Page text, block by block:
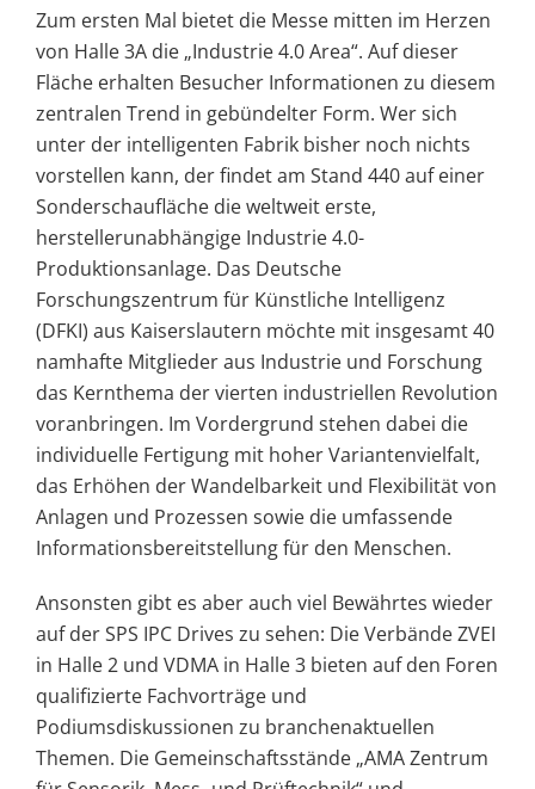
Zum ersten Mal bietet die Messe mitten im Herzen
von Halle 3A die „Industrie 4.0 Area“. Auf dieser
Fläche erhalten Besucher Informationen zu diesem
zentralen Trend in gebündelter Form. Wer sich
unter der intelligenten Fabrik bisher noch nichts
vorstellen kann, der findet am Stand 440 auf einer
Sonderschaufläche die weltweit erste,
herstellerunabhängige Industrie 4.0-
Produktionsanlage. Das Deutsche
Forschungszentrum für Künstliche Intelligenz
(DFKI) aus Kaiserslautern möchte mit insgesamt 40
namhafte Mitglieder aus Industrie und Forschung
das Kernthema der vierten industriellen Revolution
voranbringen. Im Vordergrund stehen dabei die
individuelle Fertigung mit hoher Variantenvielfalt,
das Erhöhen der Wandelbarkeit und Flexibilität von
Anlagen und Prozessen sowie die umfassende
Informationsbereitstellung für den Menschen.
Ansonsten gibt es aber auch viel Bewährtes wieder
auf der SPS IPC Drives zu sehen: Die Verbände ZVEI
in Halle 2 und VDMA in Halle 3 bieten auf den Foren
qualifizierte Fachvorträge und
Podiumsdiskussionen zu branchenaktuellen
Themen. Die Gemeinschaftsstände „AMA Zentrum